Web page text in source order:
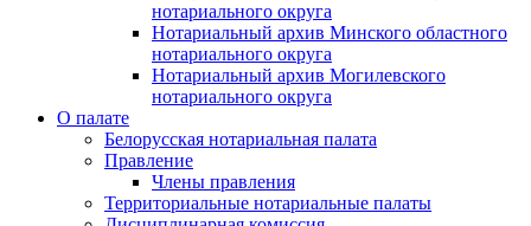
нотариального округа
Нотариальный архив Минского областного
нотариального округа
Нотариальный архив Могилевского
нотариального округа
О палате
Белорусская нотариальная палата
Правление
Члены правления
Территориальные нотариальные палаты